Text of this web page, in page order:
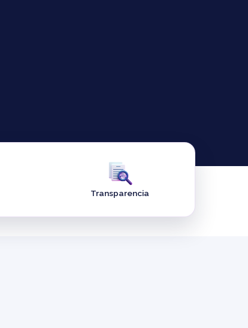
Transparencia